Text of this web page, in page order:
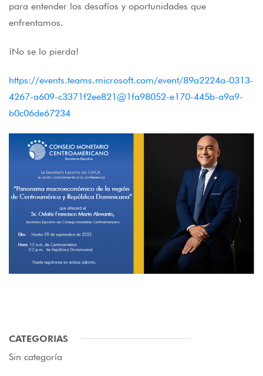
para entender los desafíos y oportunidades que
enfrentamos.
¡No se lo pierda!
https://events.teams.microsoft.com/event/89a2224a-0313-
4267-a609-c3371f2ee821@1fa98052-e170-445b-a9a9-
b0c06de67234
CATEGORIAS
Sin categoría